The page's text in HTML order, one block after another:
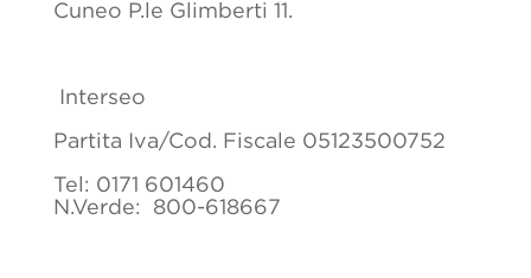
Cuneo P.le Glimberti 11.
Interseo
Partita Iva/Cod. Fiscale 05123500752
Tel: 0171 601460
N.Verde: 800-618667